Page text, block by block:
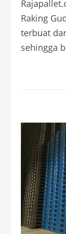
Raking
terbuat
sehingga